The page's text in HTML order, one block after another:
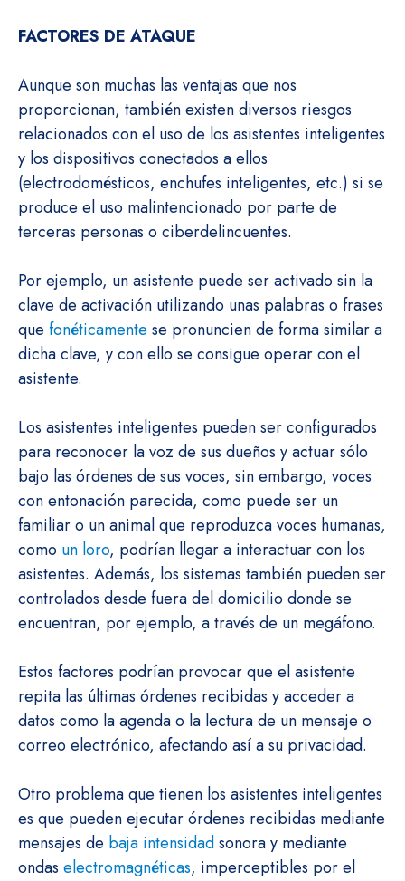
FACTORES DE ATAQUE
Aunque son muchas las ventajas que nos
proporcionan, también existen diversos riesgos
relacionados con el uso de los asistentes inteligentes
y los dispositivos conectados a ellos
(electrodomésticos, enchufes inteligentes, etc.) si se
produce el uso malintencionado por parte de
terceras personas o ciberdelincuentes.
Por ejemplo, un asistente puede ser activado sin la
clave de activación utilizando unas palabras o frases
que fonéticamente se pronuncien de forma similar a
dicha clave, y con ello se consigue operar con el
asistente.
Los asistentes inteligentes pueden ser configurados
para reconocer la voz de sus dueños y actuar sólo
bajo las órdenes de sus voces, sin embargo, voces
con entonación parecida, como puede ser un
familiar o un animal que reproduzca voces humanas,
como un loro, podrían llegar a interactuar con los
asistentes. Además, los sistemas también pueden ser
controlados desde fuera del domicilio donde se
encuentran, por ejemplo, a través de un megáfono.
Estos factores podrían provocar que el asistente
repita las últimas órdenes recibidas y acceder a
datos como la agenda o la lectura de un mensaje o
correo electrónico, afectando así a su privacidad.
Otro problema que tienen los asistentes inteligentes
es que pueden ejecutar órdenes recibidas mediante
mensajes de baja intensidadsonora y mediante
ondas electromagnéticas, imperceptibles por el